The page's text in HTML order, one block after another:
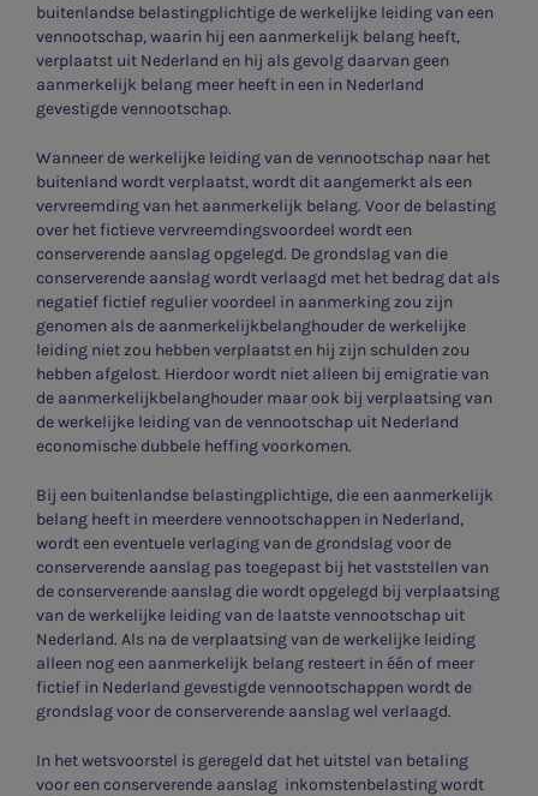
buitenlandse belastingplichtige de werkelijke leiding van een
vennootschap, waarin hij een aanmerkelijk belang heeft,
verplaatst uit Nederland en hij als gevolg daarvan geen
aanmerkelijk belang meer heeft in een in Nederland
gevestigde vennootschap.
Wanneer de werkelijke leiding van de vennootschap naar het
buitenland wordt verplaatst, wordt dit aangemerkt als een
vervreemding van het aanmerkelijk belang. Voor de belasting
over het fictieve vervreemdingsvoordeel wordt een
conserverende aanslag opgelegd. De grondslag van die
conserverende aanslag wordt verlaagd met het bedrag dat als
negatief fictief regulier voordeel in aanmerking zou zijn
genomen als de aanmerkelijkbelanghouder de werkelijke
leiding niet zou hebben verplaatst en hij zijn schulden zou
hebben afgelost. Hierdoor wordt niet alleen bij emigratie van
de aanmerkelijkbelanghouder maar ook bij verplaatsing van
de werkelijke leiding van de vennootschap uit Nederland
economische dubbele heffing voorkomen.
Bij een buitenlandse belastingplichtige, die een aanmerkelijk
belang heeft in meerdere vennootschappen in Nederland,
wordt een eventuele verlaging van de grondslag voor de
conserverende aanslag pas toegepast bij het vaststellen van
de conserverende aanslag die wordt opgelegd bij verplaatsing
van de werkelijke leiding van de laatste vennootschap uit
Nederland. Als na de verplaatsing van de werkelijke leiding
alleen nog een aanmerkelijk belang resteert in één of meer
fictief in Nederland gevestigde vennootschappen wordt de
grondslag voor de conserverende aanslag wel verlaagd.
In het wetsvoorstel is geregeld dat het uitstel van betaling
voor een conserverende aanslag inkomstenbelasting wordt